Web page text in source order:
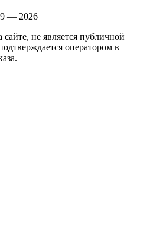
— 2026
не является публичной
оператором в